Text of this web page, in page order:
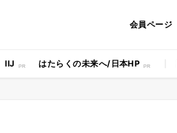
会員ページ
IIJ はたらくの未来へ/日本HP